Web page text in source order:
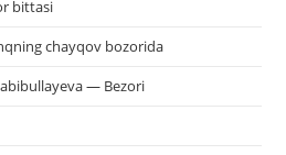
bittasi
chayqov bozorida
— Bezori